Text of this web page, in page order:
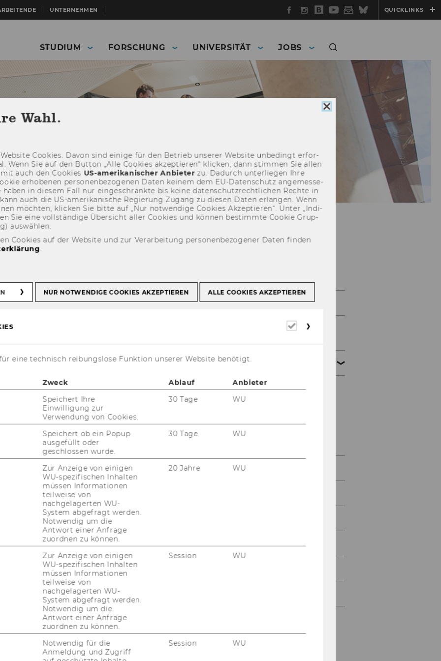
UNTERNEHMEN Facebook
Instagram
WU
Blog
YouTube
Newsletter
BlueskyQUICKLINKS
STUDIUM FORSCHUNG UNIVERSITÄT JOBS
Informationen für Studierende
WU Center of Excellence Gruppenübersicht
als Un­ter­neh­mens­part­
freu­en uns, mit der REWE Group Ös­
einen star­ken Un­ter­neh­mens­part­
für die Stu­die­ren­den der Grup­pe 56 an
Seite zu haben.
sind die, die dich täg­lich mit dem ver­
was du zum Leben brauchst – die
47.000 Mit­ar­bei­ter:innen und be­kann­
und ADEG zäh­len wir zu den größ­
si­chern tag­täg­lich die Nah­ver­sor­
Sitz in Wie­ner Neu­dorf aus steu­ern wir
son­dern auch das in­ter­na­tio­na­le
in acht wei­te­ren eu­ro­päi­schen Län­
Handels-​ und Tou­ris­tik­kon­zer­ne Eu­ro­
von Er­näh­rung, Nach­hal­tig­keit und
Ver­trieb oder Sup­ply Chain Ma­
fin­dest du bei uns viel­fäl­ti­ge
uns zu han­deln, zu ge­stal­ten und
ein Ar­beit­ge­ber mit Wir­kung.
der Grup­pe 55
Das Programm
Aufnahme in das
Gruppenübersicht
Veranstaltungen
Presseberichte
Cookie
Wahl.
Coo­kies. Davon sind ei­ni­ge für den Be­trieb un­se­rer Web­site un­be­dingt er­for­
Wenn Sie auf den But­ton „Alle Coo­kies ak­zep­tie­ren“ kli­cken, dann stim­men Sie allen
auch den Coo­kies US-​amerikanischer An­bie­terzu. Da­durch un­ter­lie­gen Ihre
er­ho­be­nen per­so­nen­be­zo­ge­nen Daten kei­nem dem EU-​Datenschutz an­ge­mes­se­
haben in die­sem Fall nur ein­ge­schränk­te bis keine da­ten­schutz­recht­li­chen Rech­te in
auch die US-​amerikanische Re­gie­rung Zu­gang zu die­sen Daten er­lan­gen. Wenn
möch­ten, kli­cken Sie bitte auf „Nur not­wen­di­ge Coo­kies Ak­zep­tie­ren“. Unter „In­di­
Sie eine voll­stän­di­ge Über­sicht aller Coo­kies und kön­nen be­stimm­te Coo­kie Grup­
aus­wäh­len.
Cookies auf der Website und zur Verarbeitung personenbezogener Daten finden
.
NUR NOTWENDIGE COOKIES AKZEPTIEREN ALLE COOKIES AKZEPTIEREN
Erforderliche
eine technisch reibungslose Funktion unserer Website benötigt.
Zweck Ablauf
Anbieter
Speichert Ihre
Einwilligung zur
Verwendung von Cookies.
30 Tage WU
Speichert ob ein Popup
ausgefüllt oder
geschlossen wurde.
30 Tage WU
Zur Anzeige von einigen
WU-spezifischen Inhalten
müssen Informationen
teilweise von
nachgelagerten WU-
System abgefragt werden.
Notwendig um die
Antwort einer Anfrage
zuordnen zu können.
20 Jahre WU
Zur Anzeige von einigen
WU-spezifischen Inhalten
müssen Informationen
teilweise von
nachgelagerten WU-
System abgefragt werden.
Notwendig um die
Antwort einer Anfrage
zuordnen zu können.
Session WU
Notwendig für die
Anmeldung und Zugriff
Session WU